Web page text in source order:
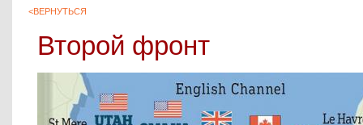
<ВЕРНУТЬСЯ
Второй фронт